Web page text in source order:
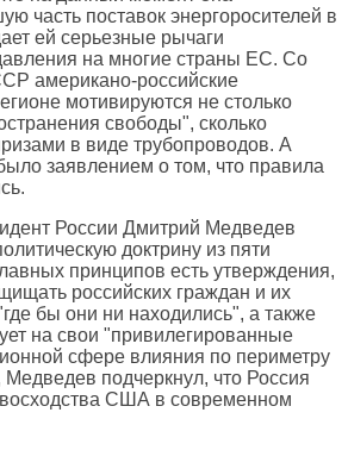
часть поставок энергоросителей в
ей серьезные рычаги
на многие страны ЕС. Со
американо-российские
мотивируются не столько
свободы", сколько
в виде трубопроводов. А
заявлением о том, что правила
России Дмитрий Медведев
доктрину из пяти
принципов есть утверждения,
российских граждан и их
бы они ни находились", а также
на свои "привилегированные
сфере влияния по периметру
Медведев подчеркнул, что Россия
США в современном